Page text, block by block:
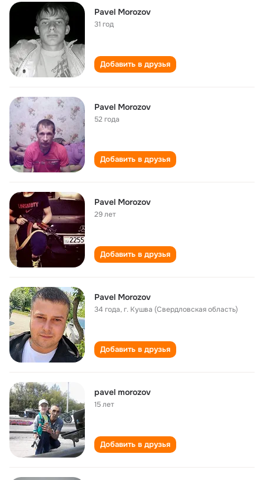
Pavel Morozov
31 год
Добавить в друзья
Pavel Morozov
52 года
Добавить в друзья
Pavel Morozov
29 лет
Добавить в друзья
Pavel Morozov
34 года,г. Кушва (Свердловская область)
Добавить в друзья
pavel morozov
15 лет
Добавить в друзья